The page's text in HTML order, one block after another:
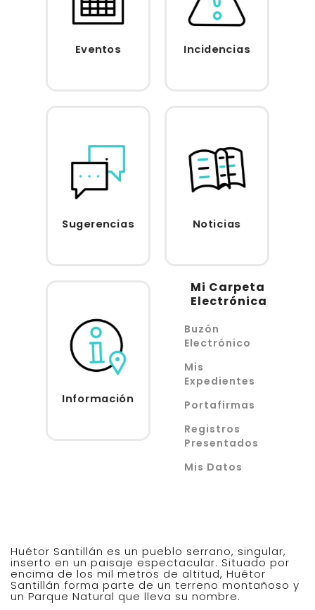
Eventos
Acceder Incidencias
Acceder
Sugerencias
Acceder Noticias
Acceder
Información
Acceder
Mi Carpeta
Electrónica
Buzón
Electrónico
Mis
Expedientes
Portafirmas
Registros
Presentados
Mis Datos
Huétor Santillán es un pueblo serrano, singular,
inserto en un paisaje espectacular. Situado por
encima de los mil metros de altitud, Huétor
Santillán forma parte de un terreno montañoso y
un Parque Natural que lleva su nombre.